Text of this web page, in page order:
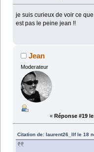
je suis curieux de voir ce
est pas le peine jean !!
Jean
Moderateur
« Réponse #19
Citation de: laurent26_llf le 18